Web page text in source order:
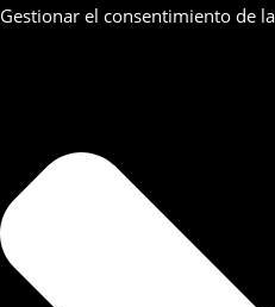
Gestionar el consentimiento de